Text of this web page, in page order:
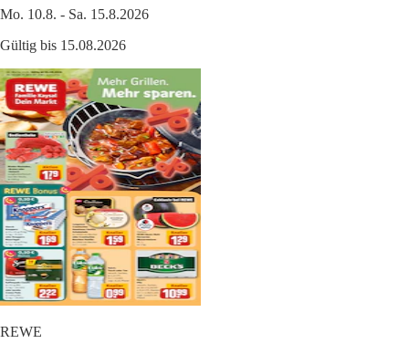
Mo. 10.8. - Sa. 15.8.2026
Gültig bis 15.08.2026
REWE